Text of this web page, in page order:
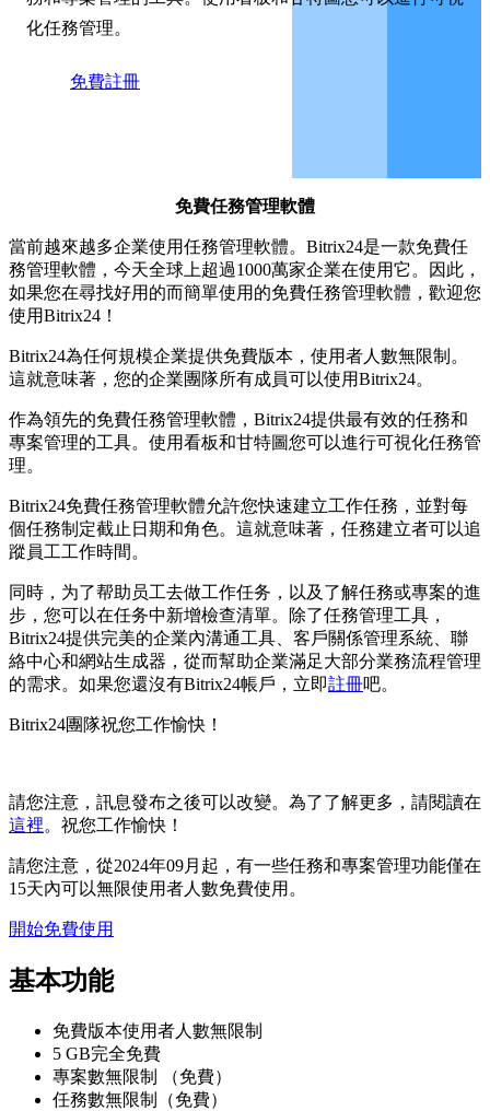
化任務管理。
免費註冊
免費任務管理軟體
當前越來越多企業使用任務管理軟體。Bitrix24是一款免費任
務管理軟體，今天全球上超過1000萬家企業在使用它。因此，
如果您在尋找好用的而簡單使用的免費任務管理軟體，歡迎您
使用Bitrix24！
Bitrix24為任何規模企業提供免費版本，使用者人數無限制。
這就意味著，您的企業團隊所有成員可以使用Bitrix24。
作為領先的免費任務管理軟體，Bitrix24提供最有效的任務和
專案管理的工具。使用看板和甘特圖您可以進行可視化任務管
理。
Bitrix24免費任務管理軟體允許您快速建立工作任務，並對每
個任務制定截止日期和角色。這就意味著，任務建立者可以追
蹤員工工作時間。
同時，为了帮助员工去做工作任务，以及了解任務或專案的進
步，您可以在任务中新增檢查清單。除了任務管理工具，
Bitrix24提供完美的企業內溝通工具、客戶關係管理系統、聯
絡中心和網站生成器，從而幫助企業滿足大部分業務流程管理
的需求。如果您還沒有Bitrix24帳戶，立即註冊吧。
Bitrix24團隊祝您工作愉快！
請您注意，訊息發布之後可以改變。為了了解更多，請閱讀在
這裡。祝您工作愉快！
請您注意，從2024年09月起，有一些任務和專案管理功能僅在
15天內可以無限使用者人數免費使用。
開始免費使用
基本功能
免費版本使用者人數無限制
5 GB完全免費
專案數無限制 （免費）
任務數無限制（免費）